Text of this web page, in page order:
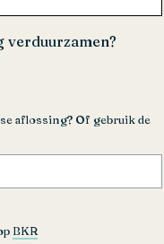
verduurzamen?
aflossing? Of gebruik de
BKR